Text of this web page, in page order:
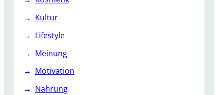
Kultur
Lifestyle
Meinung
Motivation
Nahrung